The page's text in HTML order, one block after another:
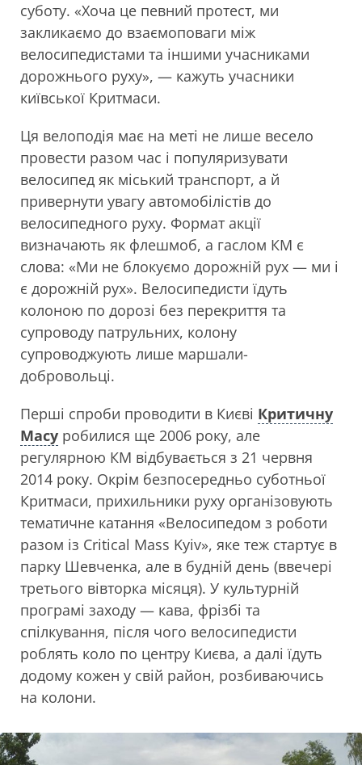
суботу. «Хоча це певний протест, ми
закликаємо до взаємоповаги між
велосипедистами та іншими учасниками
дорожнього руху», — кажуть учасники
київської Критмаси.
Ця велоподія має на меті не лише весело
провести разом час і популяризувати
велосипед як міський транспорт, а й
привернути увагу автомобілістів до
велосипедного руху. Формат акції
визначають як флешмоб, а гаслом КМ є
слова: «Ми не блокуємо дорожній рух — ми і
є дорожній рух». Велосипедисти їдуть
колоною по дорозі без перекриття та
супроводу патрульних, колону
супроводжують лише маршали-
добровольці.
Перші спроби проводити в Києві Критичну
Масу робилися ще 2006 року, але
регулярною КМ відбувається з 21 червня
2014 року. Окрім безпосередньо суботньої
Критмаси, прихильники руху організовують
тематичне катання «Велосипедом з роботи
разом із Critical Mass Kyiv», яке теж стартує в
парку Шевченка, але в будній день (ввечері
третього вівторка місяця). У культурній
програмі заходу — кава, фрізбі та
спілкування, після чого велосипедисти
роблять коло по центру Києва, а далі їдуть
додому кожен у свій район, розбиваючись
на колони.